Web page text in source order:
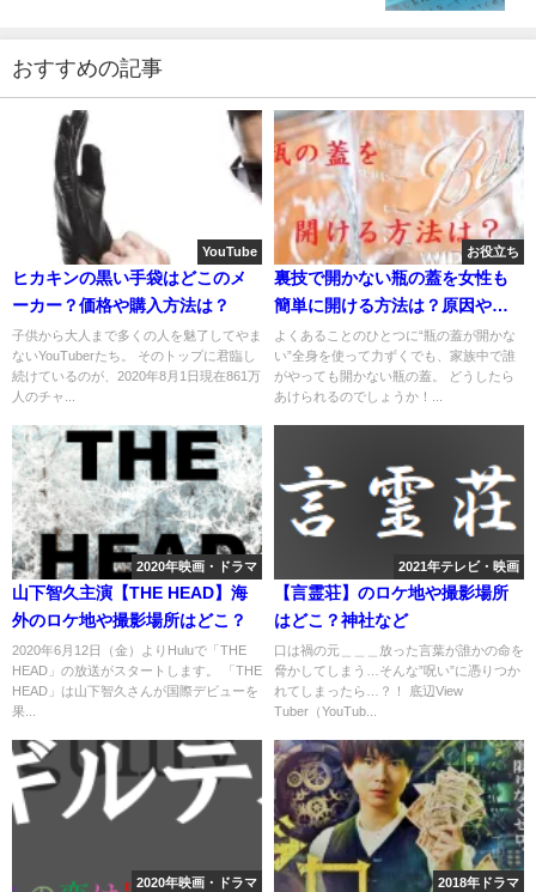
おすすめの記事
YouTube
ヒカキンの黒い手袋はどこのメ
ーカー？価格や購入方法は？
子供から大人まで多くの人を魅了してやま
ないYouTuberたち。 そのトップに君臨し
続けているのが、2020年8月1日現在861万
人のチャ...
お役立ち
裏技で開かない瓶の蓋を女性も
簡単に開ける方法は？原因や必
要な道具は？
よくあることのひとつに“瓶の蓋が開かな
い”全身を使って力ずくでも、家族中で誰
がやっても開かない瓶の蓋。 どうしたら
あけられるのでしょうか！...
2020年映画・ドラマ
山下智久主演【THE HEAD】海
外のロケ地や撮影場所はどこ？
2020年6月12日（金）よりHuluで「THE
HEAD」の放送がスタートします。 「THE
HEAD」は山下智久さんが国際デビューを
果...
2021年テレビ・映画
【言霊荘】のロケ地や撮影場所
はどこ？神社など
口は禍の元＿＿＿放った言葉が誰かの命を
脅かしてしまう…そんな”呪い”に憑りつか
れてしまったら…？！ 底辺View
Tuber（YouTub...
2020年映画・ドラマ 2018年ドラマ